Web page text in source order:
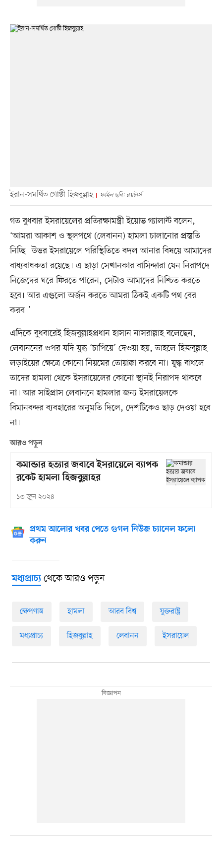
ইরান-সমর্থিত গোষ্ঠী হিজবুল্লাহ ফাইল ছবি: রয়টার্স
গত বুধবার ইসরায়েলের প্রতিরক্ষামন্ত্রী ইয়োভ গ্যালান্ট বলেন,
‘আমরা আকাশ ও স্থলপথে (লেবানন) হামলা চালানোর প্রস্তুতি
নিচ্ছি। উত্তর ইসরায়েলে পরিস্থিতিতে বদল আনার বিষয়ে আমাদের
বাধ্যবাধকতা রয়েছে। এ ছাড়া সেখানকার বাসিন্দারা যেন নিরাপদে
নিজেদের ঘরে ফিরতে পারেন, সেটাও আমাদের নিশ্চিত করতে
হবে। আর এগুলো অর্জন করতে আমরা ঠিকই একটি পথ বের
করব।’
এদিকে বুধবারেই হিজবুল্লাহপ্রধান হাসান নাসরাল্লাহ বলেছেন,
লেবাননের ওপর যদি যুদ্ধ ‘চাপিয়ে’ দেওয়া হয়, তাহলে হিজবুল্লাহ
লড়াইয়ের ক্ষেত্রে কোনো নিয়মের তোয়াক্কা করবে না। যু্দ্ধ বাধলে
তাদের হামলা থেকে ইসরায়েলের কোনো স্থানই নিরাপদ থাকবে
না। আর সাইপ্রাস লেবাননে হামলার জন্য ইসরায়েলকে
বিমানবন্দর ব্যবহারের অনুমতি দিলে, দেশটিকেও ছাড় দেওয়া হবে
না।
আরও পড়ুন
কমান্ডার হত্যার জবাবে ইসরায়েলে ব্যাপক
রকেট হামলা হিজবুল্লাহর
১৩ জুন ২০২৪
প্রথম আলোর খবর পেতে গুগল নিউজ চ্যানেল ফলো
করুন
মধ্যপ্রাচ্যথেকে আরও পড়ুন
ক্ষেপণাস্ত্র হামলা আরব বিশ্ব যুক্তরাষ্ট্র
মধ্যপ্রাচ্য হিজবুল্লাহ লেবানন ইসরায়েল